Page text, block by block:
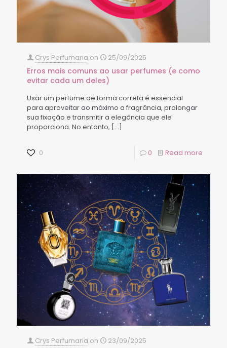
Crys Perfumaria on 25/09/2025
Erros mais comuns ao usar perfumes (e como
evitar cada um deles)
Usar um perfume de forma correta é essencial
para aproveitar ao máximo a fragrância, prolongar
sua fixação e transmitir a elegância que ele
proporciona. No entanto, […]
0 0 Read more
Crys Perfumaria on 23/09/2025